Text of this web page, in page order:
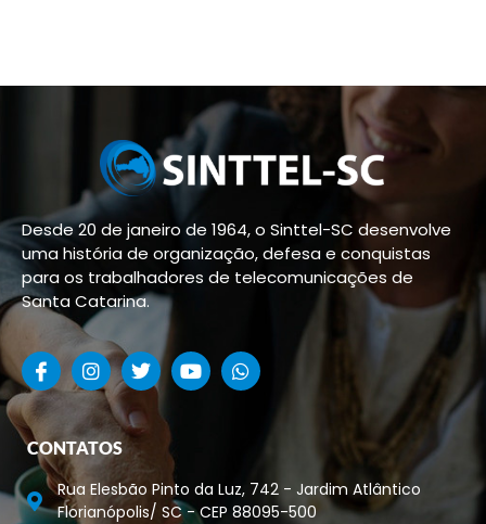
Desde 20 de janeiro de 1964, o Sinttel-SC desenvolve
uma história de organização, defesa e conquistas
para os trabalhadores de telecomunicações de
Santa Catarina.
CONTATOS
Rua Elesbão Pinto da Luz, 742 - Jardim Atlântico
Florianópolis/ SC - CEP 88095-500